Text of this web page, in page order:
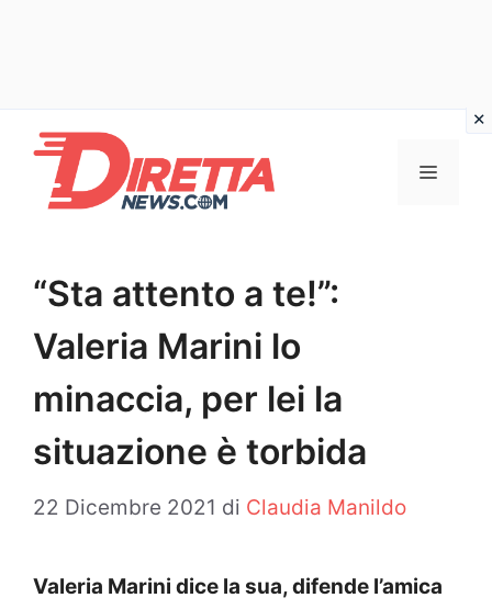
contenuto
Menu
“Sta attento a te!”:
Valeria Marini lo
minaccia, per lei la
situazione è torbida
22 Dicembre 2021 di Claudia Manildo
Valeria Marini dice la sua, difende l’amica